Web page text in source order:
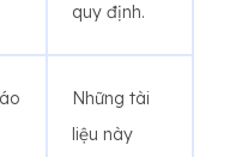
quy định.
Những tài
liệu này